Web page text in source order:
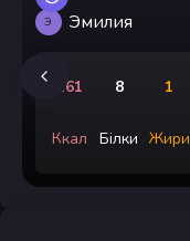
Э Эмилия
161
Ккал
8
Білки
1
Жири